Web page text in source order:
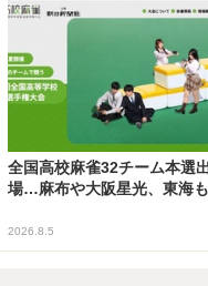
全国高校麻雀32チーム本選
場…麻布や大阪星光、東海も
2026.8.5